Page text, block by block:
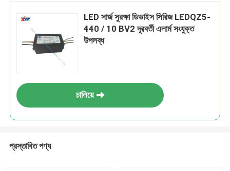
LED সার্জ সুরক্ষা ডিভাইস সিরিজ LEDQZ5-
440 / 10 BV2 দূরবর্তী এলার্ম সংযুক্ত
উপলব্ধ
চালিয়ে
প্রস্তাবিত পণ্য